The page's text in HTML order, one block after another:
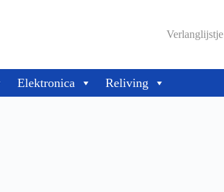
Verlanglijstje
Elektronica Reliving